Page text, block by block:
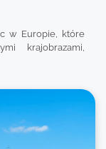
w Europie, które
krajobrazami,